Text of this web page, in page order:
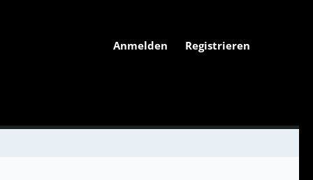
Anmelden Registrieren